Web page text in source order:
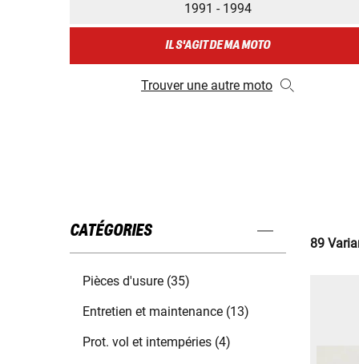
1991 - 1994
IL S'AGIT DE MA MOTO
Trouver une autre moto
CATÉGORIES
Pièces d'usure (35)
Entretien et maintenance (13)
Prot. vol et intempéries (4)
89